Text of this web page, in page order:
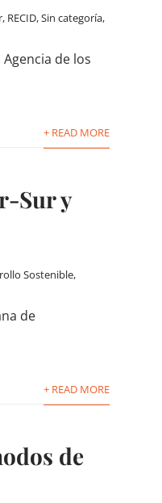
, RECID,Sin categoría,
de los
+ READ MORE
Sur y
Sostenible,
de
+ READ MORE
de